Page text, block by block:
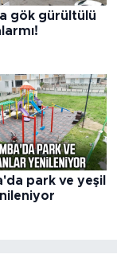
gök gürültülü
park ve yeşil